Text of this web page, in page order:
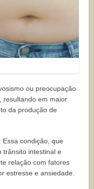
ou preocupação
resultando em maior
da produção de
condição, que
trânsito intestinal e
relação com fatores
estresse e ansiedade.